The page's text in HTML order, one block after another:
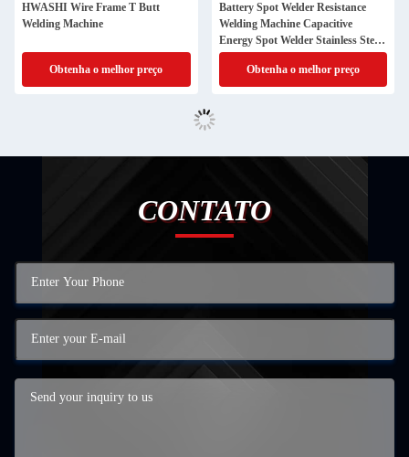
HWASHI Wire Frame T Butt
Welding Machine
Obtenha o melhor preço
Battery Spot Welder Resistance
Welding Machine Capacitive
Energy Spot Welder Stainless Steel
Spot Weld Machine Price
Obtenha o melhor preço
CONTATO